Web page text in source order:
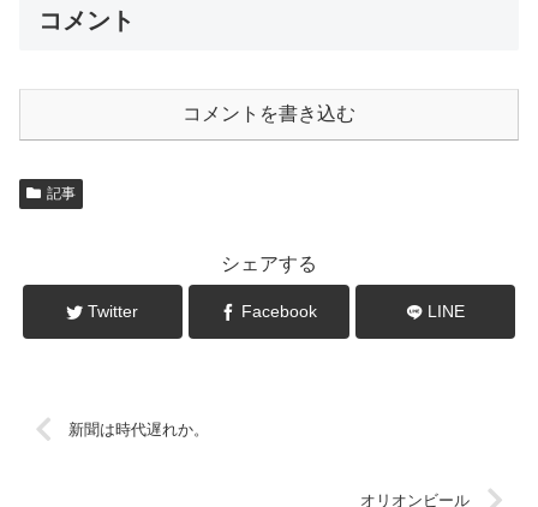
コメント
コメントを書き込む
記事
シェアする
Twitter Facebook LINE
新聞は時代遅れか。
オリオンビール